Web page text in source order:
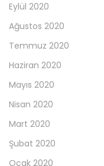
Eylül 2020
Ağustos 2020
Temmuz 2020
Haziran 2020
Mayıs 2020
Nisan 2020
Mart 2020
Şubat 2020
Ocak 2020